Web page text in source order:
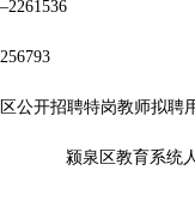
公开招聘特岗教师拟聘
颍泉区教育系统